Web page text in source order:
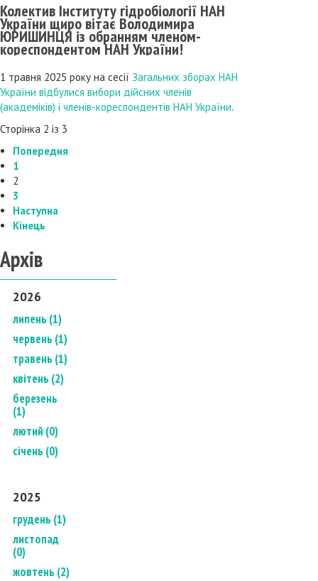
Колектив Інституту гідробіології НАН
України щиро вітає Володимира
ЮРИШИНЦЯ із обранням членом-
кореспондентом НАН України!
1 травня 2025 року на сесії Загальних зборах НАН
України відбулися вибори дійсних членів
(академіків) і членів-кореспондентів НАН України.
Сторінка 2 із 3
Попередня
1
2
3
Наступна
Кінець
Архів
2026
липень (1)
червень (1)
травень (1)
квітень (2)
березень
(1)
лютий (0)
січень (0)
2025
грудень (1)
листопад
(0)
жовтень (2)